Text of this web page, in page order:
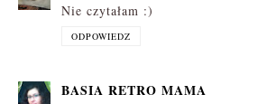
Nie czytałam :)
ODPOWIEDZ
BASIA RETRO MAMA